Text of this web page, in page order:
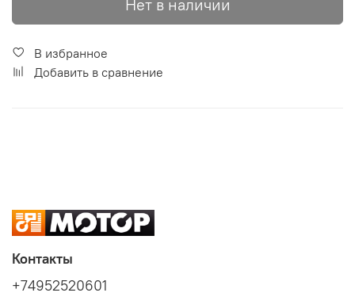
Нет в наличии
В избранное
Добавить в сравнение
Контакты
+74952520601